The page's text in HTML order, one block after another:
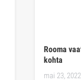
Rooma
kohta
mai 23, 2022